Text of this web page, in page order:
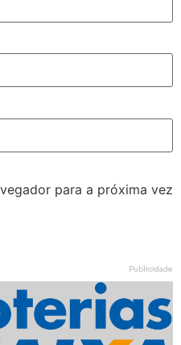
para a próxima vez
Publicidade